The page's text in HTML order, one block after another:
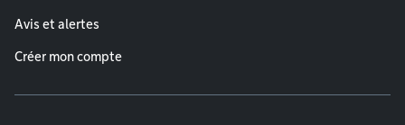
Avis et alertes
Créer mon compte